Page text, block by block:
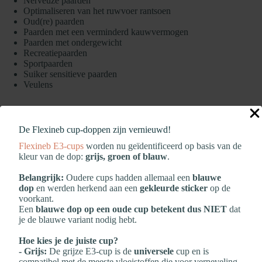
De Flexineb cup‑doppen zijn vernieuwd!
Flexineb E3‑cups worden nu geïdentificeerd op basis van de
kleur van de dop: grijs, groen of blauw.
Belangrijk: Oudere cups hadden allemaal een blauwe
dop en werden herkend aan een gekleurde sticker op de
voorkant.
Een blauwe dop op een oude cup betekent dus NIET dat
je de blauwe variant nodig hebt.
Hoe kies je de juiste cup?
- Grijs: De grijze E3‑cup is de universele cup en is
Optimaliseren van het ruwvoer rantsoen
Oud(re) paarden
Paarden met een verminderd kauwvermogen
Paarden met ondergewicht
Recreatiepaarden
Sportpaarden
Suiker sensitieve paarden
Veulens
Voeradvies
Wij adviseren 100 tot 600 gram Hartog Lucerne Pellets per 100 kg
Ter aanvulling op voldoende water en ruwvoer.
1 voerschep bevat ongeveer 1120 gram Hartog Lucerne Pellets
Samenstelling
Analyse